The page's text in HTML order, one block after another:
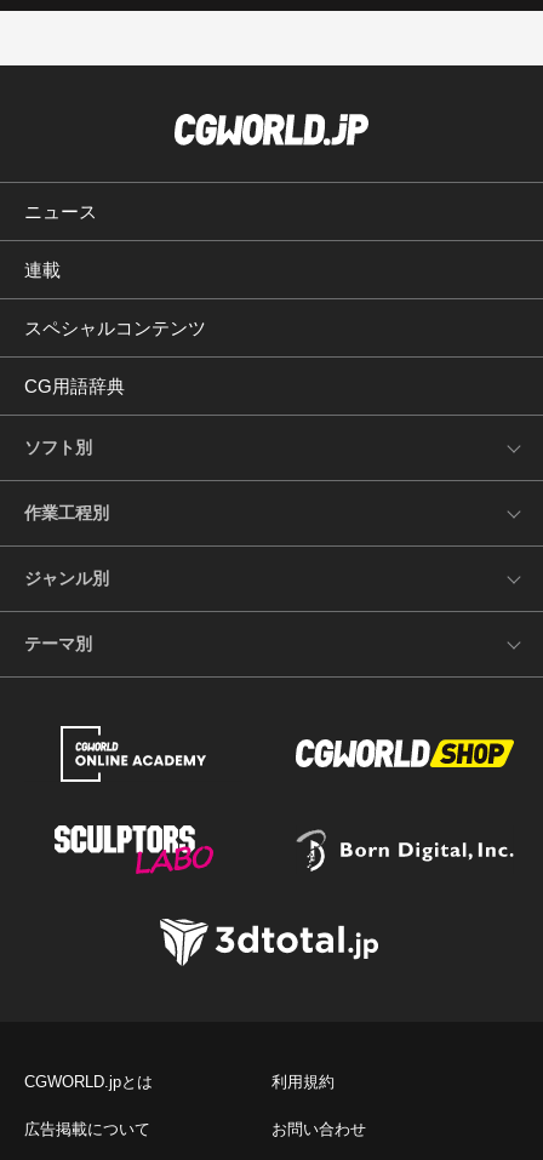
ニュース
連載
スペシャルコンテンツ
CG用語辞典
ソフト別
作業工程別
ジャンル別
テーマ別
CGWORLD.jpとは 利用規約
広告掲載について お問い合わせ